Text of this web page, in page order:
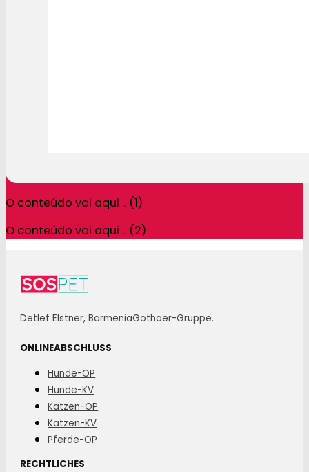
O conteúdo vai aqui .. (1)
O conteúdo vai aqui .. (2)
Detlef Elstner, BarmeniaGothaer-Gruppe.
ONLINEABSCHLUSS
Hunde-OP
Hunde-KV
Katzen-OP
Katzen-KV
Pferde-OP
RECHTLICHES